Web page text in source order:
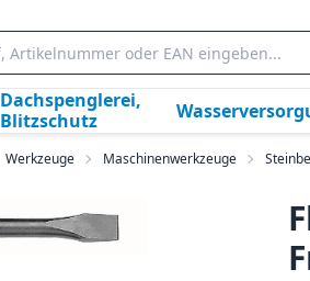
Dachspenglerei,
Blitzschutz
Werkzeuge Maschinenwerkzeuge